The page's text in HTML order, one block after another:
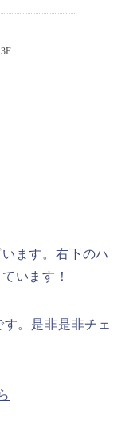
ます。右下のハ
います！
。是非是非チェ